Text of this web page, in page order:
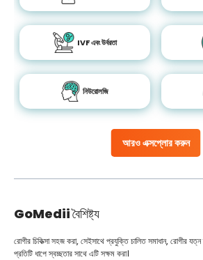
আরও এক্সপ্লোর করুন
IVF এবং উর্বরতা
নিউরোলজি
GoMediiবৈশিষ্ট্য
রোগীর চিকিত্সা সহজ করা, সেইসাথে প্রযুক্তি চালিত সমাধান, রোগীর যত্ন
প্রতিটি ধাপে স্বচ্ছতার সাথে এটি সক্ষম করা।